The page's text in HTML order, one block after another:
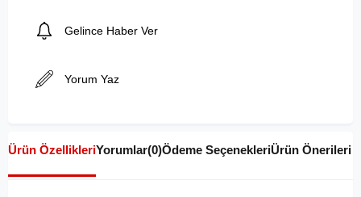
Gelince Haber Ver
Yorum Yaz
Ürün ÖzellikleriYorumlar(0)Ödeme SeçenekleriÜrün Önerileri